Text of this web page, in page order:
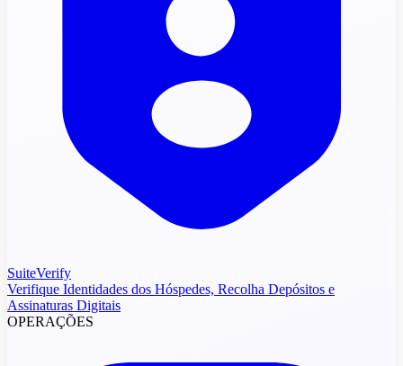
SuiteVerify
Verifique Identidades dos Hóspedes, Recolha Depósitos e
Assinaturas Digitais
OPERAÇÕES